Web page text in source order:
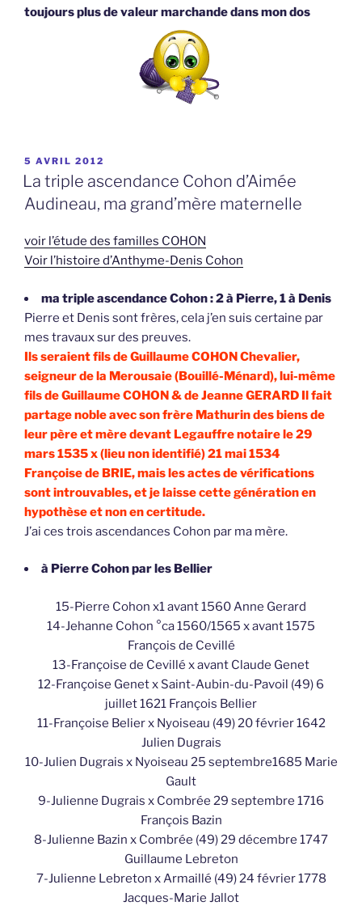
toujours plus de valeur marchande dans mon dos
PUBLIÉ
LE
5 AVRIL 2012
La triple ascendance Cohon d’Aimée
Audineau, ma grand’mère maternelle
voir l’étude des familles COHON
Voir l’histoire d’Anthyme-Denis Cohon
ma triple ascendance Cohon : 2 à Pierre, 1 à Denis
Pierre et Denis sont frères, cela j’en suis certaine par
mes travaux sur des preuves.
Ils seraient fils de Guillaume COHON Chevalier,
seigneur de la Merousaie (Bouillé-Ménard), lui-même
fils de Guillaume COHON & de Jeanne GERARD Il fait
partage noble avec son frère Mathurin des biens de
leur père et mère devant Legauffre notaire le 29
mars 1535 x (lieu non identifié) 21 mai 1534
Françoise de BRIE, mais les actes de vérifications
sont introuvables, et je laisse cette génération en
hypothèse et non en certitude.
J’ai ces trois ascendances Cohon par ma mère.
à Pierre Cohon par les Bellier
15-Pierre Cohon x1 avant 1560 Anne Gerard
14-Jehanne Cohon °ca 1560/1565 x avant 1575
François de Cevillé
13-Françoise de Cevillé x avant Claude Genet
12-Françoise Genet x Saint-Aubin-du-Pavoil (49) 6
juillet 1621 François Bellier
11-Françoise Belier x Nyoiseau (49) 20 février 1642
Julien Dugrais
10-Julien Dugrais x Nyoiseau 25 septembre1685 Marie
Gault
9-Julienne Dugrais x Combrée 29 septembre 1716
François Bazin
8-Julienne Bazin x Combrée (49) 29 décembre 1747
Guillaume Lebreton
7-Julienne Lebreton x Armaillé (49) 24 février 1778
Jacques-Marie Jallot